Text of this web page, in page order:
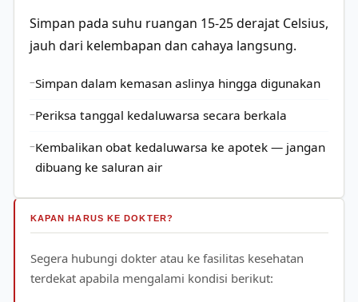
Simpan pada suhu ruangan 15-25 derajat Celsius,
jauh dari kelembapan dan cahaya langsung.
Simpan dalam kemasan aslinya hingga digunakan
Periksa tanggal kedaluwarsa secara berkala
Kembalikan obat kedaluwarsa ke apotek — jangan
dibuang ke saluran air
KAPAN HARUS KE DOKTER?
Segera hubungi dokter atau ke fasilitas kesehatan
terdekat apabila mengalami kondisi berikut: